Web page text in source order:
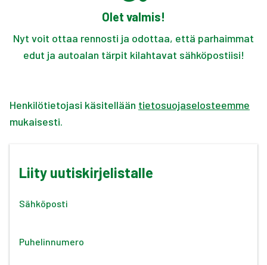
Olet valmis!
Nyt voit ottaa rennosti ja odottaa, että parhaimmat
edut ja autoalan tärpit kilahtavat sähköpostiisi!
Henkilötietojasi käsitellään tietosuojaselosteemme
mukaisesti.
Liity uutiskirjelistalle
Sähköposti
Puhelinnumero